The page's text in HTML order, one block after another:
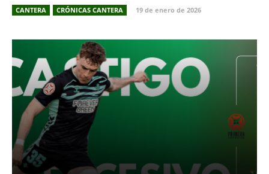
CANTERA CRÓNICAS CANTERA 19 de enero de 2026